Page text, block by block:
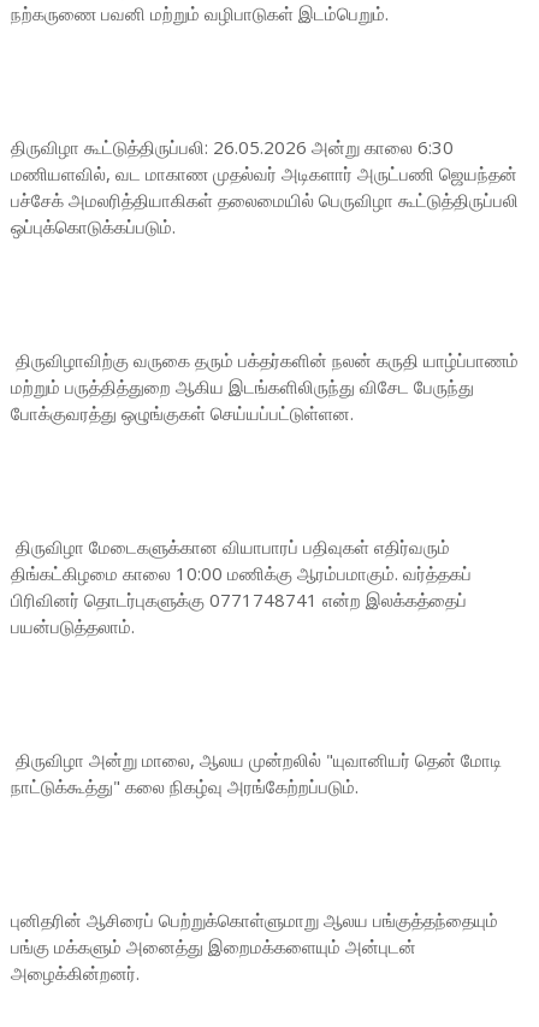
நற்கருணை பவனி மற்றும் வழிபாடுகள் இடம்பெறும்.
திருவிழா கூட்டுத்திருப்பலி: 26.05.2026 அன்று காலை 6:30
மணியளவில், வட மாகாண முதல்வர் அடிகளார் அருட்பணி ஜெயந்தன்
பச்சேக் அமலரித்தியாகிகள் தலைமையில் பெருவிழா கூட்டுத்திருப்பலி
ஒப்புக்கொடுக்கப்படும்.
திருவிழாவிற்கு வருகை தரும் பக்தர்களின் நலன் கருதி யாழ்ப்பாணம்
மற்றும் பருத்தித்துறை ஆகிய இடங்களிலிருந்து விசேட பேருந்து
போக்குவரத்து ஒழுங்குகள் செய்யப்பட்டுள்ளன.
திருவிழா மேடைகளுக்கான வியாபாரப் பதிவுகள் எதிர்வரும்
திங்கட்கிழமை காலை 10:00 மணிக்கு ஆரம்பமாகும். வர்த்தகப்
பிரிவினர் தொடர்புகளுக்கு 0771748741 என்ற இலக்கத்தைப்
பயன்படுத்தலாம்.
திருவிழா அன்று மாலை, ஆலய முன்றலில் "யுவானியர் தென் மோடி
நாட்டுக்கூத்து" கலை நிகழ்வு அரங்கேற்றப்படும்.
புனிதரின் ஆசிரைப் பெற்றுக்கொள்ளுமாறு ஆலய பங்குத்தந்தையும்
பங்கு மக்களும் அனைத்து இறைமக்களையும் அன்புடன்
அழைக்கின்றனர்.